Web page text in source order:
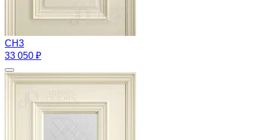
CH3
33 050 ₽